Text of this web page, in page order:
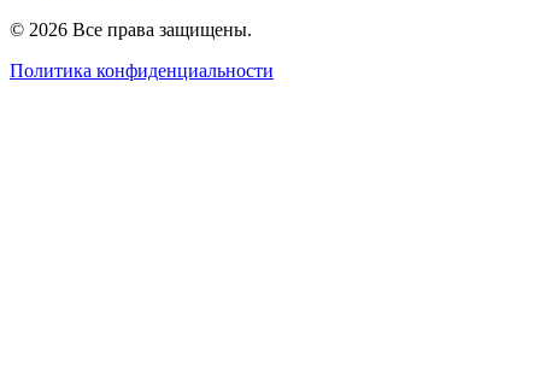
© 2026 Все права защищены.
Политика конфиденциальности